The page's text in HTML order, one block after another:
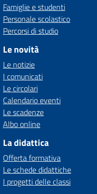
Famiglie e studenti
Personale scolastico
Percorsi di studio
Le novità
Le notizie
I comunicati
Le circolari
Calendario eventi
Le scadenze
Albo online
La didattica
Offerta formativa
Le schede didattiche
I progetti delle classi